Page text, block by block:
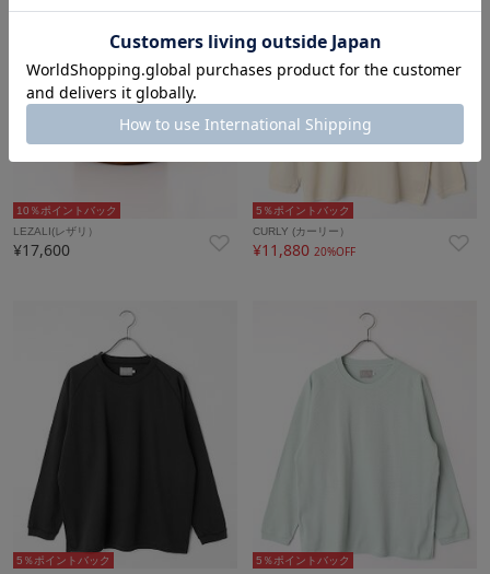
10％ポイントバック
LEZALI(レザリ）
¥17,600
5％ポイントバック
CURLY (カーリー）
¥11,880 20%OFF
5％ポイントバック
5％ポイントバック